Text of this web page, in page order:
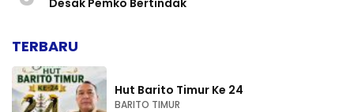
Desak Pemko Bertindak
TERBARU
Hut Barito Timur Ke 24
BARITO TIMUR